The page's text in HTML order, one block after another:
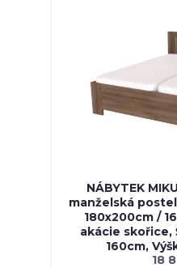
NÁBYTEK
manželská
180x200cm /
akácie skořice,
160cm,
18